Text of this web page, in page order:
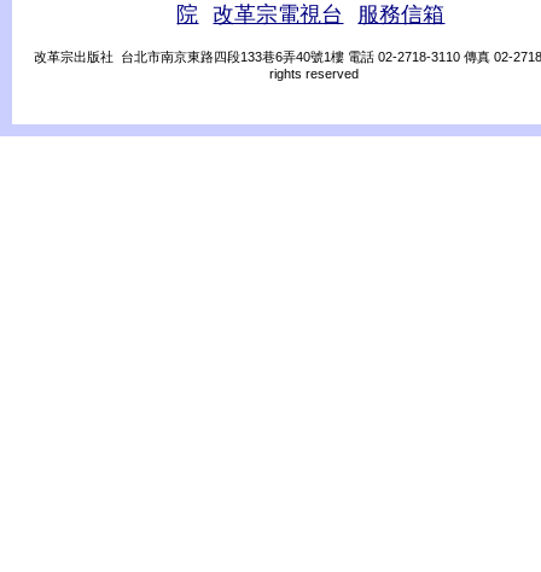
院
改革宗電視台 服務信箱
改革宗出版社 台北市南京東路四段133巷6弄40號1樓 電話 02-2718-3110 傳真 02-
rights reserved